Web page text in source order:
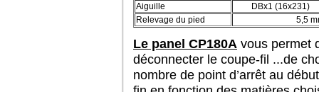
Aiguille
DBx1 (16x231)
Relevage du pied
5,5
Le panel CP180A vous permet
déconnecter le coupe-fil ...de
nombre de point d’arrêt au